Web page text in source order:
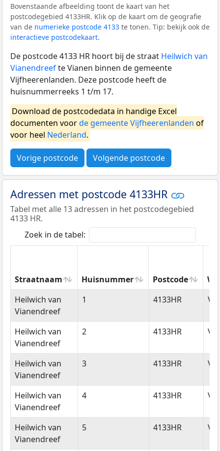
Bovenstaande afbeelding toont de kaart van het
postcodegebied 4133HR. Klik op de kaart om de geografie
van de numerieke postcode 4133 te tonen. Tip: bekijk ook de
interactieve postcodekaart.
De postcode 4133 HR hoort bij de straat Heilwich van
Vianendreefte Vianen binnen de gemeente
Vijfheerenlanden. Deze postcode heeft de
huisnummerreeks 1 t/m 17.
Download de postcodedata in handige Excel
documenten voorde gemeente Vijfheerenlanden of
voor heel Nederland.
Vorige postcode Volgende postcode
Adressen met postcode 4133HR
Tabel met alle 13 adressen in het postcodegebied
4133 HR.
Zoek in de tabel:
Straatnaam Huisnummer Postcode
Straatnaam
Huisnummer Postcode
Heilwich van
Vianendreef
1 4133HR
Heilwich van
Vianendreef
2 4133HR
Heilwich van
Vianendreef
3 4133HR
Heilwich van
Vianendreef
4 4133HR
Heilwich van
Vianendreef
5 4133HR